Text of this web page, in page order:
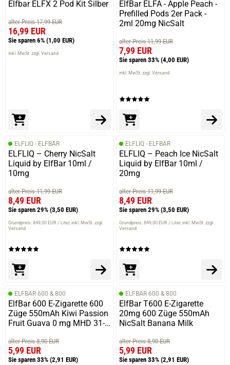
Elfbar ELFX 2 Pod Kit Silber
alter Preis 17,99 EUR
16,99 EUR
Sie sparen 6% (1,00 EUR)
inkl. MwSt. zzgl. Versand
ElfBar ELFA - Apple Peach -
Prefilled Pods 2er Pack -
2ml 20mg NicSalt
alter Preis 11,99 EUR
7,99 EUR
Sie sparen 33% (4,00 EUR)
inkl. MwSt. zzgl. Versand
ELFLIQ - ELFBAR
ELFLIQ – Cherry NicSalt
Liquid by ElfBar 10ml /
10mg
alter Preis 11,99 EUR
8,49 EUR
Sie sparen 29% (3,50 EUR)
Grundpreis: 849,00 EUR / Liter inkl. MwSt. zzgl.
Versand
ELFLIQ - ELFBAR
ELFLIQ – Peach Ice NicSalt
Liquid by ElfBar 10ml /
20mg
alter Preis 11,99 EUR
8,49 EUR
Sie sparen 29% (3,50 EUR)
Grundpreis: 849,00 EUR / Liter inkl. MwSt. zzgl.
Versand
ELFBAR 600 & 800
ElfBar 600 E-Zigarette 600
Züge 550mAh Kiwi Passion
Fruit Guava 0 mg MHD 31-
alter Preis 8,90 EUR
5,99 EUR
Sie sparen 33% (2,91 EUR)
ELFBAR 600 & 800
ElfBar T600 E-Zigarette
20mg 600 Züge 550mAh
NicSalt Banana Milk
alter Preis 8,90 EUR
5,99 EUR
Sie sparen 33% (2,91 EUR)